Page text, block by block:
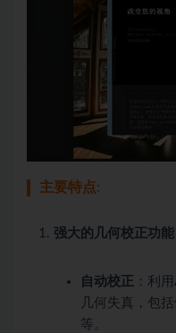
主要特点:
强大的几何校正功能
自动校正 ：利
几何失真，包
等。